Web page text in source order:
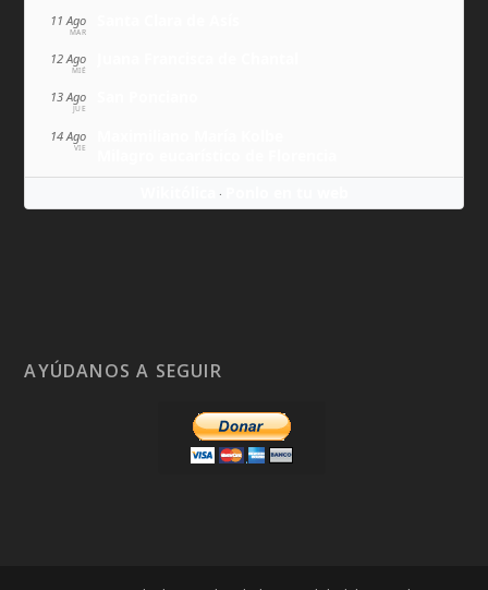
11 Ago
MAR
12 Ago
MIÉ
13 Ago
JUE
14 Ago
VIE
·
AYÚDANOS A SEGUIR